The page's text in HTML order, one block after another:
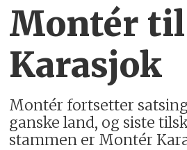
Montér til
Karasjok
Montér fortsetter
ganske land, og siste
stammen er Montér